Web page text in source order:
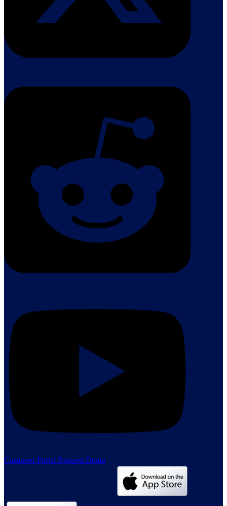
Customer Portal Request Demo